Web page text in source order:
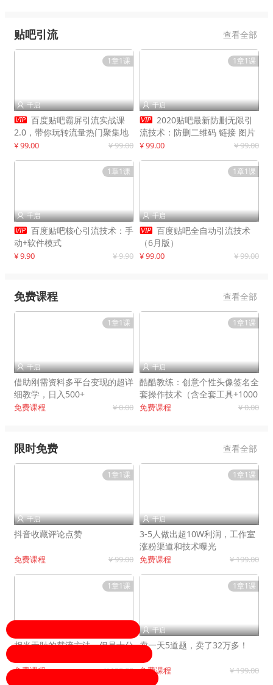
贴吧引流 查看全部
1章1课
 千启
 百度贴吧霸屏引流实战课
2.0，带你玩转流量热门聚集地
¥ 99.00 ¥ 99.00
1章1课
 千启
 2020贴吧最新防删无限引
流技术：防删二维码 链接 图片
制作
¥ 99.00 ¥ 99.00
1章1课
 千启
 百度贴吧核心引流技术：手
动+软件模式
¥ 9.90 ¥ 9.90
1章1课
 千启
 百度贴吧全自动引流技术
（6月版）
¥ 99.00 ¥ 99.00
免费课程 查看全部
1章1课
 千启
借助刚需资料多平台变现的超详
细教学，日入500+
免费课程 ¥ 0.00
1章1课
 千启
酷酷教练：创意个性头像签名全
套操作技术（含全套工具+1000
套模板）
免费课程 ¥ 0.00
限时免费 查看全部
1章1课
 千启
抖音收藏评论点赞
免费课程 ¥ 99.00
1章1课
 千启
3-5人做出超10W利润，工作室
涨粉渠道和技术曝光
免费课程 ¥ 199.00
1章1课
相当无耻的截流方法，但是十分
免费课程 ¥ 199.00
1章1课
 千启
卖一天5道题，卖了32万多！
免费课程 ¥ 199.00